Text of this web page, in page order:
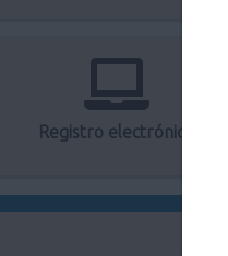
Registro electrónico